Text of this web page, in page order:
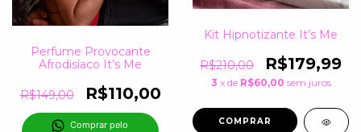
Perfume Provocante
Afrodisíaco It’s Me
R$149,00 R$110,00
Comprar pelo
Kit Hipnotizante It’s Me
R$210,00 R$179,99
3 x de R$60,00 sem juros